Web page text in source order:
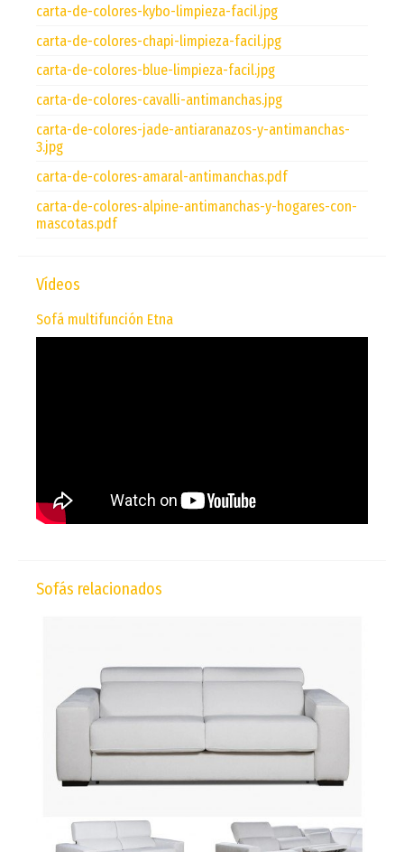
carta-de-colores-kybo-limpieza-facil.jpg
carta-de-colores-chapi-limpieza-facil.jpg
carta-de-colores-blue-limpieza-facil.jpg
carta-de-colores-cavalli-antimanchas.jpg
carta-de-colores-jade-antiaranazos-y-antimanchas-
3.jpg
carta-de-colores-amaral-antimanchas.pdf
carta-de-colores-alpine-antimanchas-y-hogares-con-
mascotas.pdf
Vídeos
Sofá multifunción Etna
Sofás relacionados